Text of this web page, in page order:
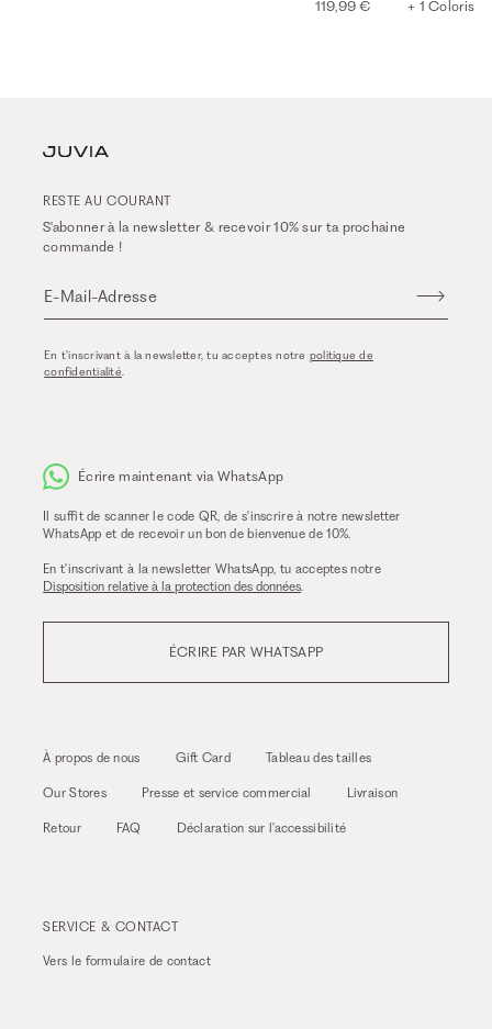
119,99 € + 1 Coloris
RESTE AU COURANT
S'abonner à la newsletter & recevoir 10% sur ta prochaine
commande !
E-Mail-Adresse
En t'inscrivant à la newsletter, tu acceptes notre politique de
confidentialité.
Écrire maintenant via WhatsApp
Il suffit de scanner le code QR, de s'inscrire à notre newsletter
WhatsApp et de recevoir un bon de bienvenue de 10%.
En t'inscrivant à la newsletter WhatsApp, tu acceptes notre
Disposition relative à la protection des données
ÉCRIRE PAR WHATSAPP
À propos de nous Gift Card Tableau des tailles
Our Stores Presse et service commercial Livraison
Retour FAQ Déclaration sur l'accessibilité
SERVICE & CONTACT
Vers le formulaire de contact